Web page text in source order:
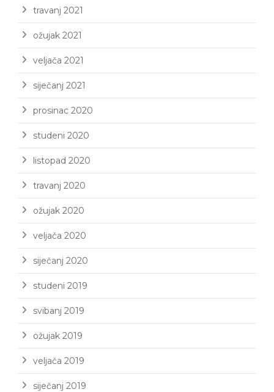
travanj 2021
ožujak 2021
veljača 2021
siječanj 2021
prosinac 2020
studeni 2020
listopad 2020
travanj 2020
ožujak 2020
veljača 2020
siječanj 2020
studeni 2019
svibanj 2019
ožujak 2019
veljača 2019
siječanj 2019